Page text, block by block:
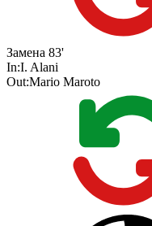
Замена 83'
In:I. Alani
Out:Mario Maroto